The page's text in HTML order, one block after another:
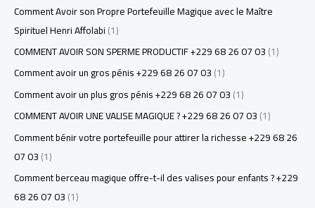
Comment Avoir son Propre Portefeuille Magique avec le Maître
Spirituel Henri Affolabi(1)
COMMENT AVOIR SON SPERME PRODUCTIF +229 68 26 07 03(1)
Comment avoir un gros pénis +229 68 26 07 03(1)
Comment avoir un plus gros pénis +229 68 26 07 03(1)
COMMENT AVOIR UNE VALISE MAGIQUE ? +229 68 26 07 03(1)
Comment bénir votre portefeuille pour attirer la richesse +229 68 26
07 03(1)
Comment berceau magique offre-t-il des valises pour enfants ? +229
68 26 07 03(1)